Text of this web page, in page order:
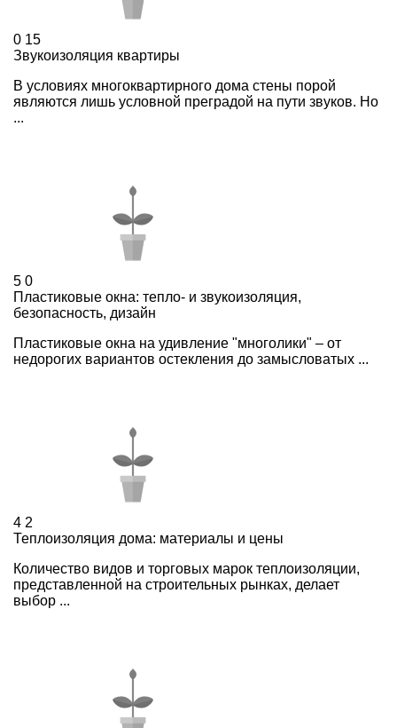
0 15
Звукоизоляция квартиры
В условиях многоквартирного дома стены порой
являются лишь условной преградой на пути звуков. Но
...
5 0
Пластиковые окна: тепло- и звукоизоляция,
безопасность, дизайн
Пластиковые окна на удивление "многолики" – от
недорогих вариантов остекления до замысловатых ...
4 2
Теплоизоляция дома: материалы и цены
Количество видов и торговых марок теплоизоляции,
представленной на строительных рынках, делает
выбор ...